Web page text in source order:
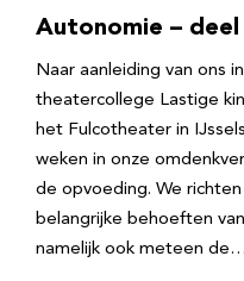
Autonomie – deel
Naar aanleiding van ons
theatercollege Lastige
het Fulcotheater in
weken in onze
de opvoeding. We
belangrijke behoeften
namelijk ook meteen de…